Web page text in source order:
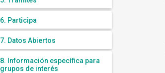
6. Participa
7. Datos Abiertos
8. Información específica para
grupos de interés